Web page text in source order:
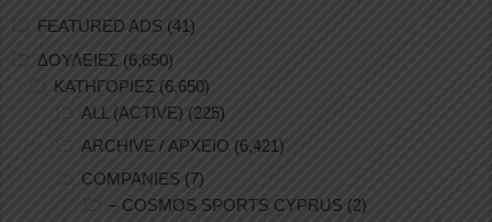
FEATURED ADS (41)
ΔΟΥΛΕΙΕΣ (6,650)
ΚΑΤΗΓΟΡΙΕΣ (6,650)
ALL (ACTIVE) (225)
ARCHIVE / ΑΡΧΕΙΟ (6,421)
COMPANIES (7)
– COSMOS SPORTS CYPRUS (2)